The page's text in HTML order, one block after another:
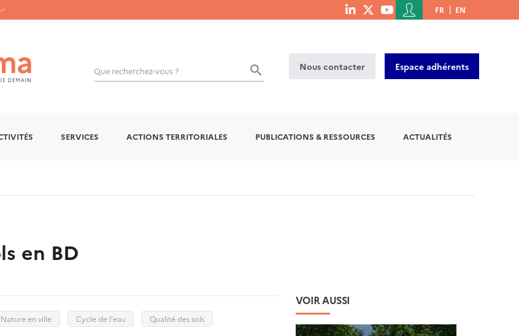
menu
Menu
du
de
l'utilisateur
FR EN
Que recherchez-vous ? Nous contacter Espace adhérents
SERVICES ACTIONS TERRITORIALES PUBLICATIONS & RESSOURCES ACTUALITÉS
en BD
Nature en ville Cycle de l'eau Qualité des sols
VOIR AUSSI